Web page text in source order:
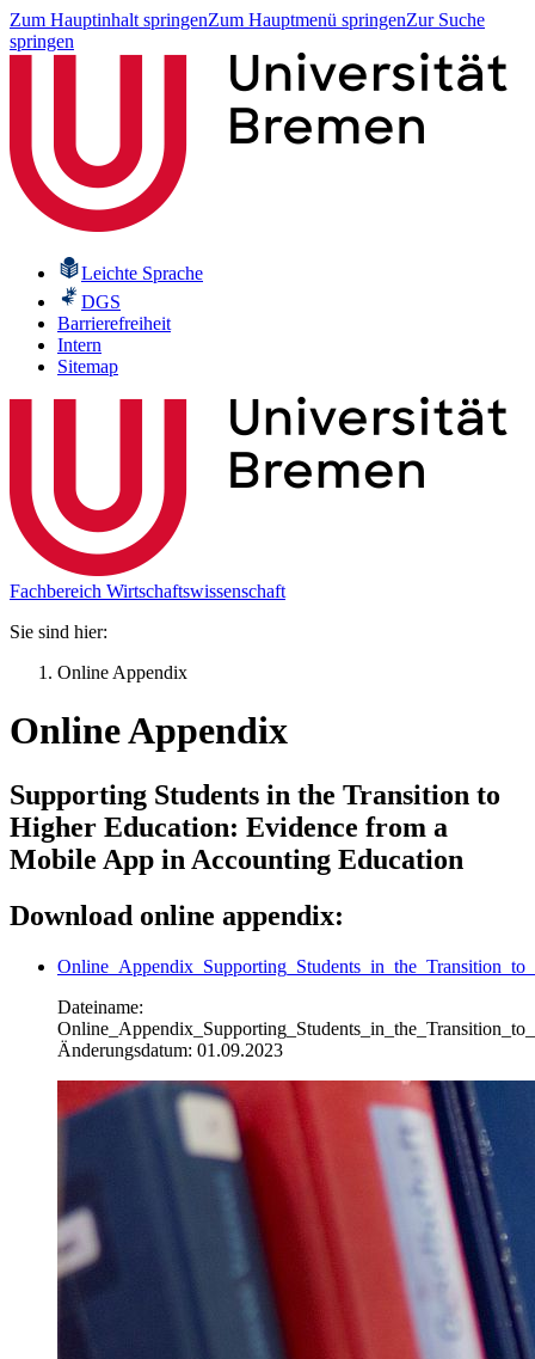
Zum Hauptinhalt springenZum Hauptmenü springenZur Suche
springen
Leichte Sprache
DGS
Barrierefreiheit
Intern
Sitemap
Fachbereich Wirtschaftswissenschaft
Sie sind hier:
Online Appendix
Online Appendix
Supporting Students in the Transition to
Higher Education: Evidence from a
Mobile App in Accounting Education
Download online appendix:
Dateiname:
Änderungsdatum: 01.09.2023